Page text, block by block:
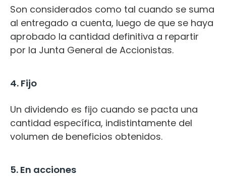
Son considerados como tal cuando se suma
al entregado a cuenta, luego de que se haya
aprobado la cantidad definitiva a repartir
por la Junta General de Accionistas.
4. Fijo
Un dividendo es fijo cuando se pacta una
cantidad específica, indistintamente del
volumen de beneficios obtenidos.
5. En acciones